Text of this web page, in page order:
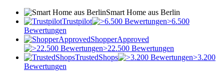
Smart Home aus Berlin
Trustpilot
>6.500
Bewertungen
ShopperApproved
>22.500 Bewertungen
TrustedShops
>3.200
Bewertungen